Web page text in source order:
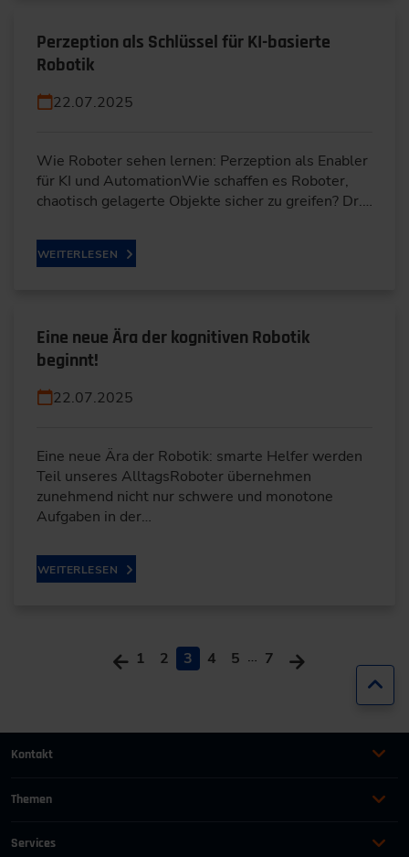
Perzeption als Schlüssel für KI-basierte
Robotik
22.07.2025
Wie Roboter sehen lernen: Perzeption als Enabler
für KI und AutomationWie schaffen es Roboter,
chaotisch gelagerte Objekte sicher zu greifen? Dr.…
WEITERLESEN
Eine neue Ära der kognitiven Robotik
beginnt!
22.07.2025
Eine neue Ära der Robotik: smarte Helfer werden
Teil unseres AlltagsRoboter übernehmen
zunehmend nicht nur schwere und monotone
Aufgaben in der…
WEITERLESEN
1 2 3 4 5 … 7
Kontakt
+49 (0)2116214-201
+49 (0)2116214-154
Themen
Services